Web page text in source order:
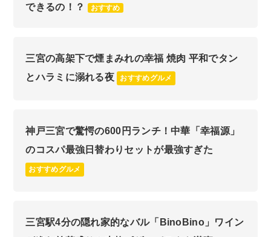
できるの！？
おすすめ
三宮の高架下で煙まみれの幸福 焼肉 平和でタン
とハラミに溺れる夜
おすすめグルメ
神戸三宮で驚愕の600円ランチ！中華「幸福源」
のコスパ最強日替わりセットが最強すぎた
おすすめグルメ
三宮駅4分の隠れ家的なバル「BinoBino」ワイン